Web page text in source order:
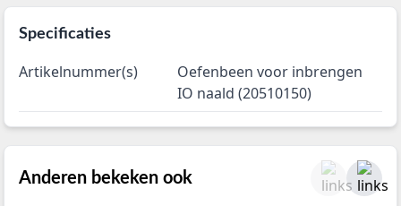
Specificaties
Artikelnummer(s)
Oefenbeen voor inbrengen
IO naald (20510150)
Anderen bekeken ook